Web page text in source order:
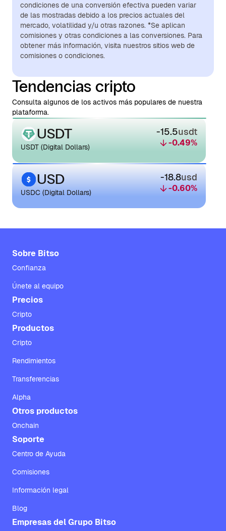
condiciones de una conversión efectiva pueden variar
de las mostradas debido a los precios actuales del
mercado, volatilidad y/u otras razones. *Se aplican
comisiones y otras condiciones a las conversiones. Para
obtener más información, visita nuestros sitios web de
comisiones o condiciones.
Tendencias cripto
Consulta algunos de los activos más populares de nuestra
plataforma.
USDT
USDT (Digital Dollars)
-15.5usdt
-0.49%
USD
USDC (Digital Dollars)
-18.8usd
-0.60%
Sobre Bitso
Confianza
Únete al equipo
Precios
Cripto
Productos
Cripto
Rendimientos
Transferencias
Alpha
Otros productos
Onchain
Soporte
Centro de Ayuda
Comisiones
Información legal
Blog
Empresas del Grupo Bitso